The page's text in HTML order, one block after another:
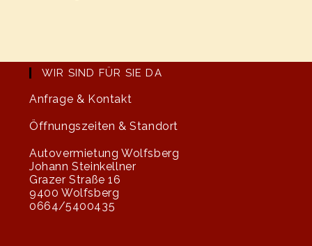
WIR SIND FÜR SIE DA
Anfrage & Kontakt
Öffnungszeiten & Standort
Autovermietung Wolfsberg
Johann Steinkellner
Grazer Straße 16
9400 Wolfsberg
0664/5400435